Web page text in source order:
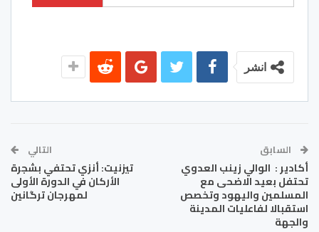
انشر
السابق
أكادير : الوالي زينب العدوي
تحتفل بعيد الاضحى مع
المسلمين واليهود وتخصص
استقبالا لفاعليات المدينة
والجهة
التالي
تيزنيت: أنزي تحتفي بشجرة
الأركان في الدورة الأولى
لمهرجان ترگانين